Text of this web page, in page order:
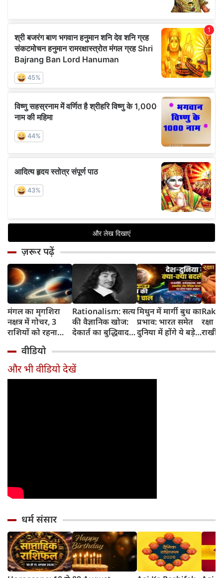
ज़रूर पढ़ें
मंगल का मृगशिरा
नक्षत्र में गोचर, 3
राशियों को रहना
सावधान
Rationalism: सत्य
की वैज्ञानिक खोज:
देकार्त का बुद्धिवाद
का जन्म
मिथुन में मार्गी बुध का
प्रभाव: भारत समेत
दुनिया में होंगे ये बड़े
रक्षा
राखी
वीडियो
और भी वीडियो देखें
धर्म संसार